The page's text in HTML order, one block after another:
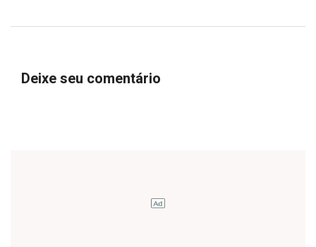
Deixe seu comentário